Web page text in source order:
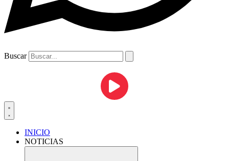
Buscar
INICIO
NOTICIAS